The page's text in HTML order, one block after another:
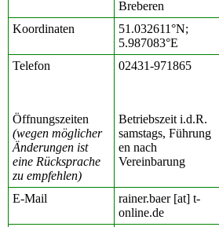
Breberen
Koordinaten
51.032611°N;
5.987083°E
Telefon
Öffnungszeiten
(wegen möglicher
Änderungen ist
eine Rücksprache
zu empfehlen)
02431-971865
Betriebszeit i.d.R.
samstags, Führung
en nach
Vereinbarung
E-Mail
rainer.baer [at] t-
online.de